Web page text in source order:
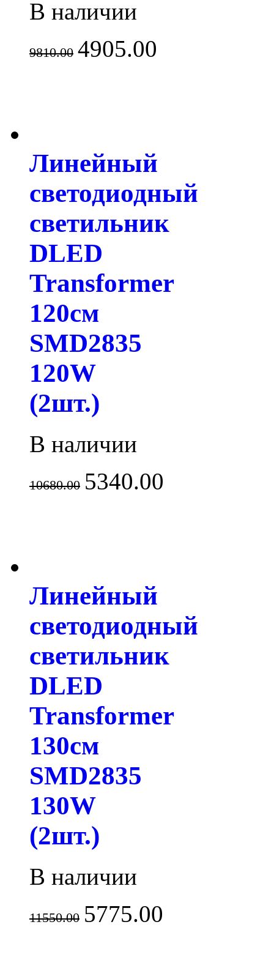
В наличии
9810.00 4905.00
Линейный
светодиодный
светильник
DLED
Transformer
120см
SMD2835
120W
(2шт.)
В наличии
10680.00 5340.00
Линейный
светодиодный
светильник
DLED
Transformer
130см
SMD2835
130W
(2шт.)
В наличии
11550.00 5775.00